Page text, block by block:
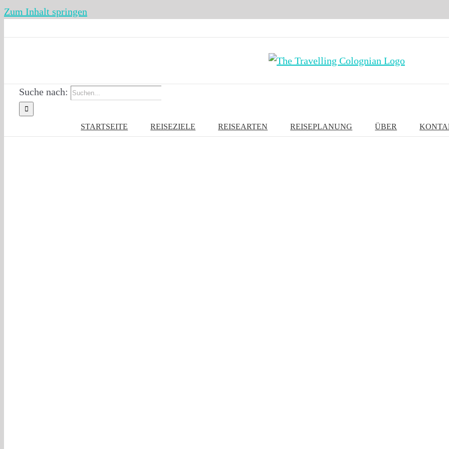
Zum Inhalt springen
Suche nach:
STARTSEITE REISEZIELE REISEARTEN REISEPLANUNG ÜBER